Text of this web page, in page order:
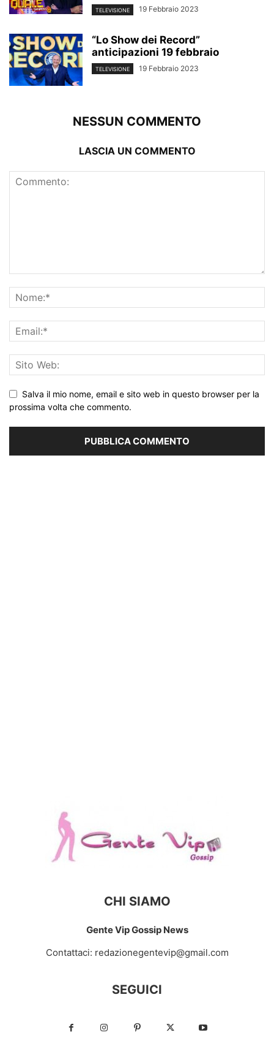
TELEVISIONE 19 Febbraio 2023
“Lo Show dei Record”
anticipazioni 19 febbraio
TELEVISIONE 19 Febbraio 2023
NESSUN COMMENTO
LASCIA UN COMMENTO
Salva il mio nome, email e sito web in questo browser per la
prossima volta che commento.
CHI SIAMO
Gente Vip Gossip News
Contattaci: redazionegentevip@gmail.com
SEGUICI